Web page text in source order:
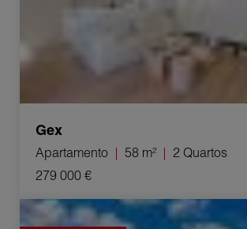
Gex
Apartamento 58 m²
2 Quartos
279 000 €
Venda Casa Saint-Genis-Pouilly 5 Quartos